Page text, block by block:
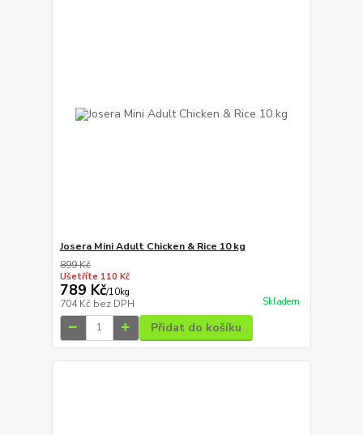
Josera Mini Adult Chicken & Rice 10 kg
899 Kč
Ušetříte 110 Kč
789 Kč/10kg
704 Kč bez DPH Skladem
Přidat do košíku